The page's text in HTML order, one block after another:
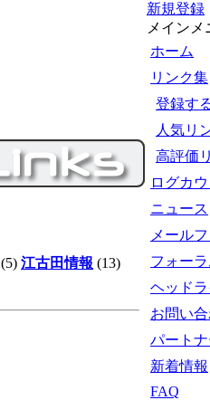
(5) 江古田情報 (13)
新規登録
メインメ
ホーム
リンク集
登録す
人気リ
高評価
ログカ
ニュース
メール
フォー
ヘッド
お問い
パート
新着情報
FAQ